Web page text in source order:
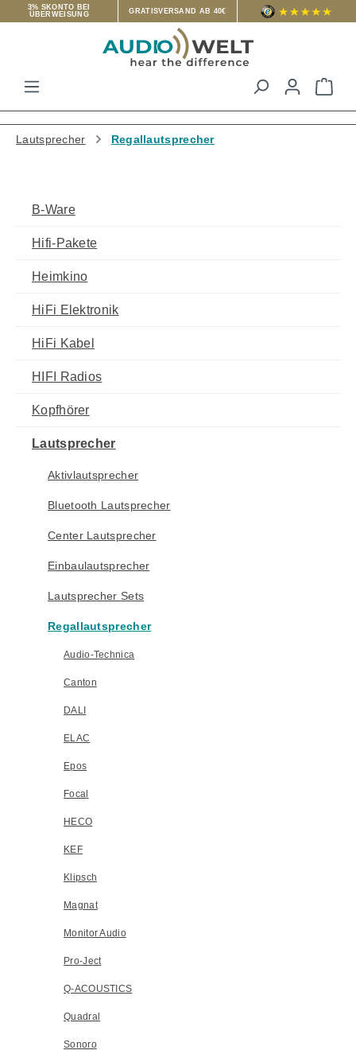
3% SKONTO BEI
ÜBERWEISUNG
GRATISVERSAND AB 40€
Lautsprecher Regallautsprecher
B-Ware
Hifi-Pakete
Heimkino
HiFi Elektronik
HiFi Kabel
HIFI Radios
Kopfhörer
Lautsprecher
Aktivlautsprecher
Bluetooth Lautsprecher
Center Lautsprecher
Einbaulautsprecher
Lautsprecher Sets
Regallautsprecher
Audio-Technica
Canton
DALI
ELAC
Epos
Focal
HECO
KEF
Klipsch
Magnat
Monitor Audio
Pro-Ject
Q-ACOUSTICS
Quadral
Sonoro